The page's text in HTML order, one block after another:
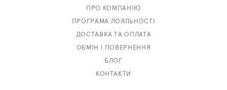
ПРО КОМПАНІЮ
ПРОГРАМА ЛОЯЛЬНОСТІ
ДОСТАВКА ТА ОПЛАТА
ОБМІН І ПОВЕРНЕННЯ
БЛОГ
КОНТАКТИ